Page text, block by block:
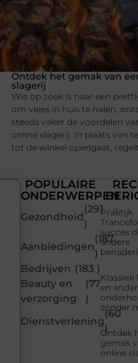
Ontdek het gemak van
slagerij
Wie op zoek is naar een
om vlees in huis te halen,
steeds vaker de voordelen
online slagerij. In plaats van
tot de winkel opengaat,
POPULAIRE
ONDERWERPEN
Gezondheid
(291
)
Aanbiedingen
(187
)
Bedrijven (183 )
Beauty en
verzorging
(77
)
Dienstverlening
(60
)
Praktijk
succes
andere
Klassiek
en
zonder
Ontdek
gemak
online